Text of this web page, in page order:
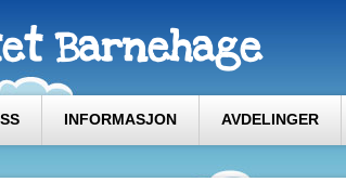
Barnehage
INFORMASJON AVDELINGER